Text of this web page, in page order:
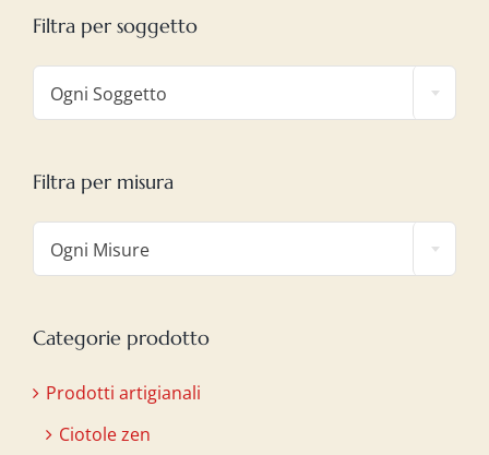
Filtra per soggetto
Ogni Soggetto
Filtra per misura
Ogni Misure
Categorie prodotto
Prodotti artigianali
Ciotole zen